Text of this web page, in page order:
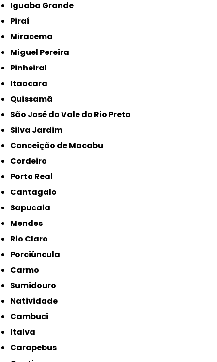
Iguaba Grande
Piraí
Miracema
Miguel Pereira
Pinheiral
Itaocara
Quissamã
São José do Vale do Rio Preto
Silva Jardim
Conceição de Macabu
Cordeiro
Porto Real
Cantagalo
Sapucaia
Mendes
Rio Claro
Porciúncula
Carmo
Sumidouro
Natividade
Cambuci
Italva
Carapebus